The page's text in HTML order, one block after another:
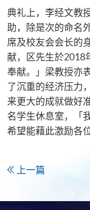
典礼上，李经文教
助，除是次的命名
席及校友会会长的
献，区先生於2018
奉献。」梁教授亦
了沉重的经济压力
来更大的成就做好
名学生休息室，「
希望能藉此激励各
上一篇